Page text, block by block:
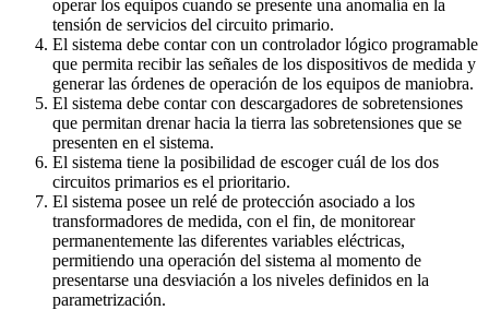
operar los equipos cuando se presente una anomalía en la
tensión de servicios del circuito primario.
El sistema debe contar con un controlador lógico programable
que permita recibir las señales de los dispositivos de medida y
generar las órdenes de operación de los equipos de maniobra.
El sistema debe contar con descargadores de sobretensiones
que permitan drenar hacia la tierra las sobretensiones que se
presenten en el sistema.
El sistema tiene la posibilidad de escoger cuál de los dos
circuitos primarios es el prioritario.
El sistema posee un relé de protección asociado a los
transformadores de medida, con el fin, de monitorear
permanentemente las diferentes variables eléctricas,
permitiendo una operación del sistema al momento de
presentarse una desviación a los niveles definidos en la
parametrización.